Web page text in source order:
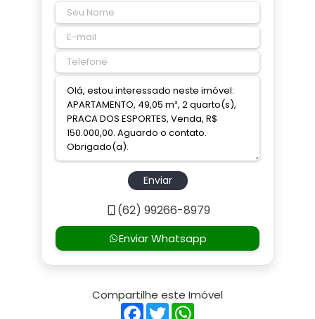
Enviar
(62) 99266-8979
Enviar Whatsapp
Compartilhe este Imóvel
Facebook
Twitter